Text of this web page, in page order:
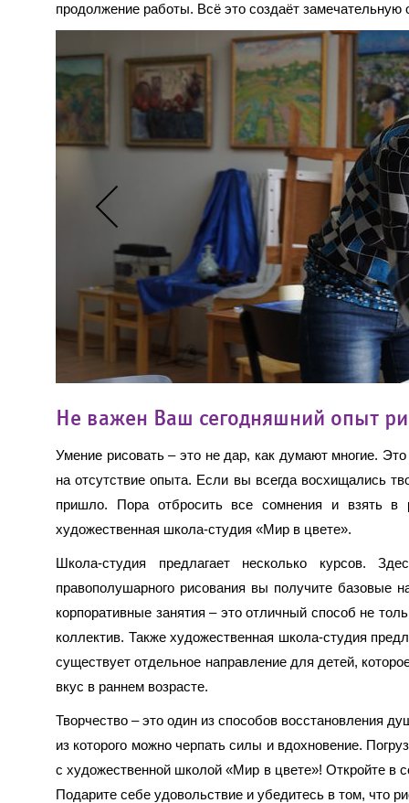
продолжение работы. Всё это создаёт
Не важен Ваш сегодняшний опыт
Умение рисовать – это не дар, как думают многие.
на отсутствие опыта. Если вы всегда восхищались
пришло. Пора отбросить все сомнения и взять
художественная школа-студия «Мир в цвете».
Школа-студия предлагает несколько курсов.
правополушарного рисования вы получите базовые
корпоративные занятия – это отличный способ не
коллектив. Также художественная школа-студия
существует отдельное направление для детей,
вкус в раннем возрасте.
Творчество – это один из способов восстановления
из которого можно черпать силы и вдохновение.
с художественной школой «Мир в цвете»! Откройте в
Подарите себе удовольствие и убедитесь в том, что